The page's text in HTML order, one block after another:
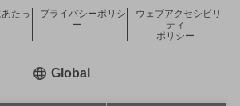
たっ
プライバシーポリシ
ー
ウェブアクセシビリ
ティ
ポリシー
Global新しいウィンドウで開く